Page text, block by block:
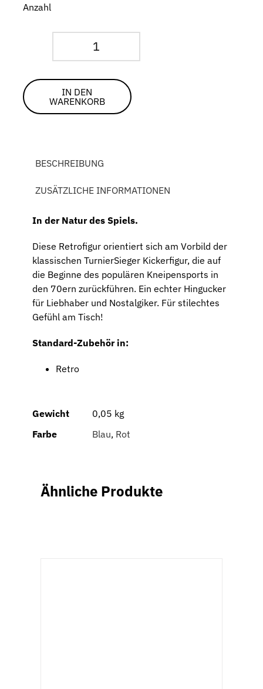
Anzahl
Figur
TurnierSieger
Menge
IN DEN
WARENKORB
BESCHREIBUNG
ZUSÄTZLICHE INFORMATIONEN
In der Natur des Spiels.
Diese Retrofigur orientiert sich am Vorbild der
klassischen TurnierSieger Kickerfigur, die auf
die Beginne des populären Kneipensports in
den 70ern zurückführen. Ein echter Hingucker
für Liebhaber und Nostalgiker. Für stilechtes
Gefühl am Tisch!
Standard-Zubehör in:
Retro
Gewicht
0,05 kg
Farbe
Blau, Rot
Ähnliche Produkte